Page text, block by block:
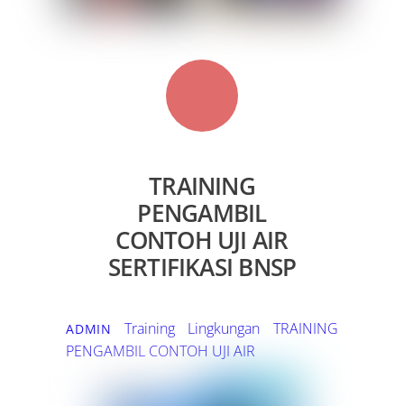
TRAINING
PENGAMBIL
CONTOH UJI AIR
SERTIFIKASI BNSP
ADMIN Training Lingkungan
TRAINING
PENGAMBIL CONTOH UJI AIR